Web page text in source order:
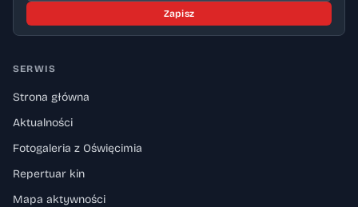
Zapisz
SERWIS
Strona główna
Aktualności
Fotogaleria z Oświęcimia
Repertuar kin
Mapa aktywności